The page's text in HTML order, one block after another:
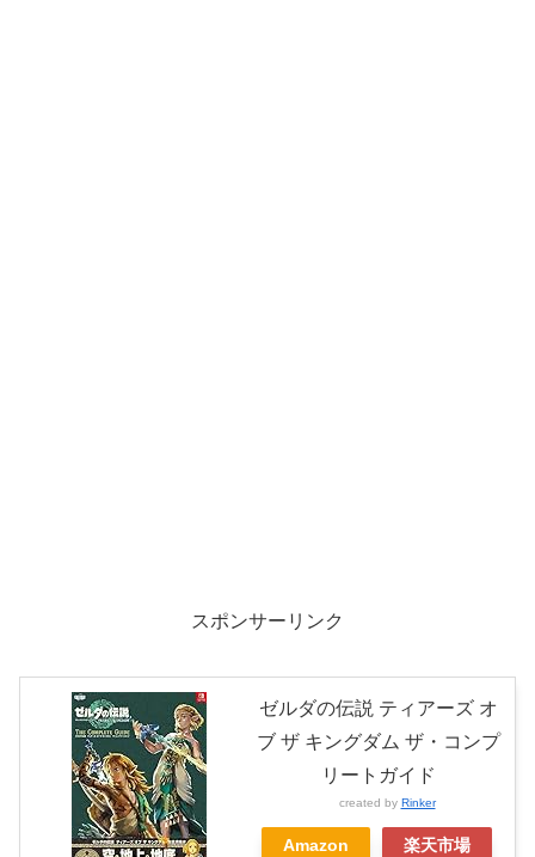
スポンサーリンク
ゼルダの伝説 ティアーズ オ
ブ ザ キングダム ザ・コンプ
リートガイド
created by Rinker
Amazon 楽天市場